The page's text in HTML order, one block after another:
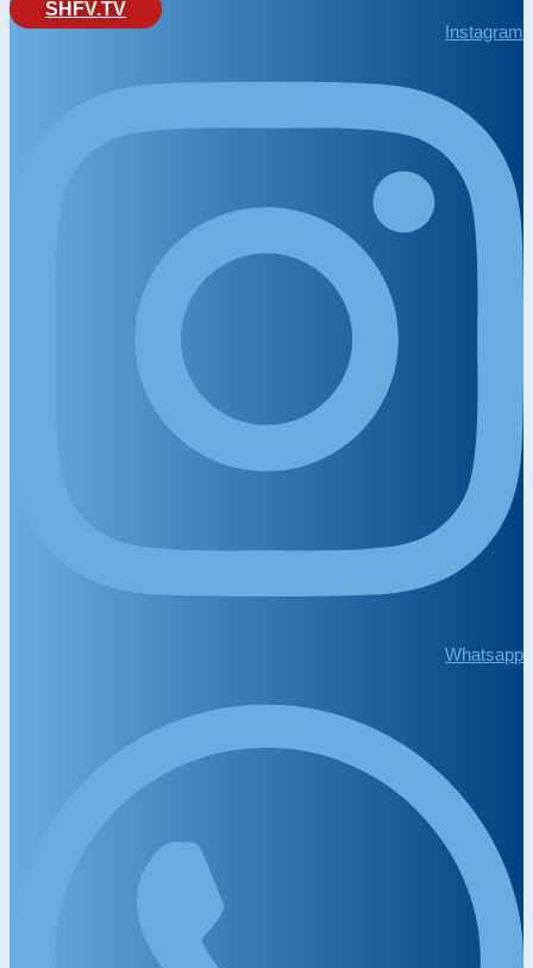
SHFV.TV
Instagram
Whatsapp